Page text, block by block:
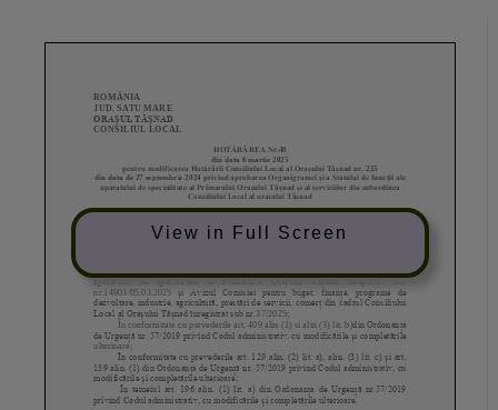
View in Full Screen